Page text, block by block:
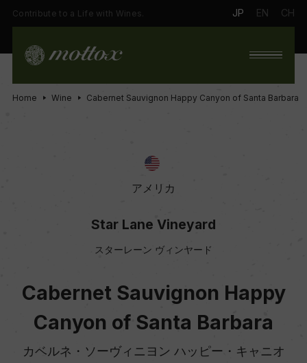
Contribute to a Life with Wines. JP EN CH
Home Wine Cabernet Sauvignon Happy Canyon of Santa Barbara
アメリカ
Star Lane Vineyard
スターレーン ヴィンヤード
Cabernet Sauvignon Happy
Canyon of Santa Barbara
カベルネ・ソーヴィニヨン ハッピー・キャニオ